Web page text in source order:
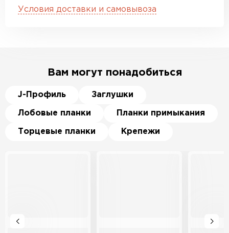
Условия доставки и самовывоза
Вам могут понадобиться
J-Профиль Заглушки
Лобовые планки Планки примыкания
Торцевые планки Крепежи